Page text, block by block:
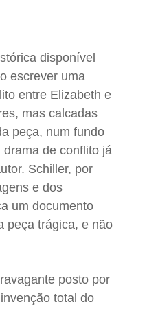
disponível
escrever uma
entre Elizabeth e
mas calcadas
peça, num fundo
de conflito já
Schiller, por
e dos
um documento
peça trágica, e não
posto por
total do